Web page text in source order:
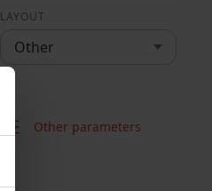
LAYOUT
Other
Other parameters